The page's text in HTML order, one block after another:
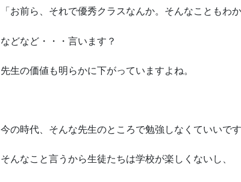
「お前ら、それで優秀クラスなんか。そんなこともわ
などなど・・・言います？
先生の価値も明らかに下がっていますよね。
今の時代、そんな先生のところで勉強しなくていいです
そんなこと言うから生徒たちは学校が楽しくないし、